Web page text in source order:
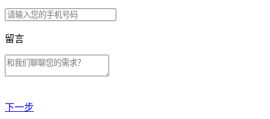
留言
下一步